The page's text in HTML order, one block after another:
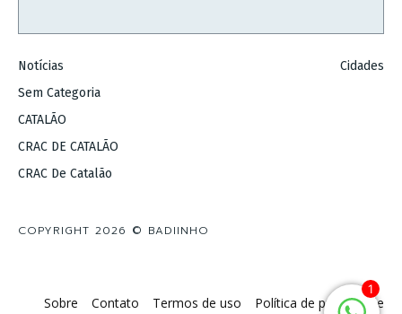
Notícias
Sem Categoria
CATALÃO
CRAC DE CATALÃO
CRAC De Catalão
Cidades
COPYRIGHT 2026 © BADIINHO
Sobre Contato Termos de uso Política de privacidade
1